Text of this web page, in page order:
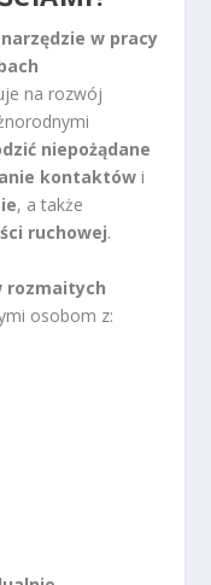
w pracy
na rozwój
niepożądane
kontaktów i
, a także
ruchowej.
rozmaitych
osobom z: